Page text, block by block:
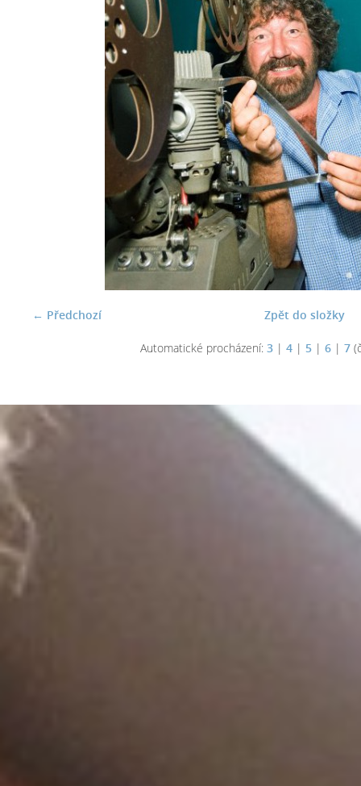
← Předchozí Zpět do složky
Automatické procházení: 3| 4| 5| 6| 7